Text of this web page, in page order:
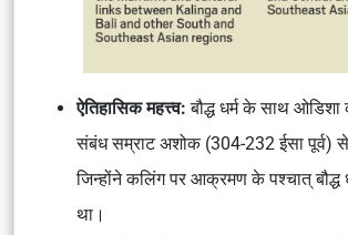
ऐतिहासिक महत्त्व:बौद्ध धर्म के साथ ओडिशा
संबंध सम्राट अशोक (304-232 ईसा पूर्व) से
जिन्होंने कलिंग पर आक्रमण के पश्चात् बौद्ध
था।